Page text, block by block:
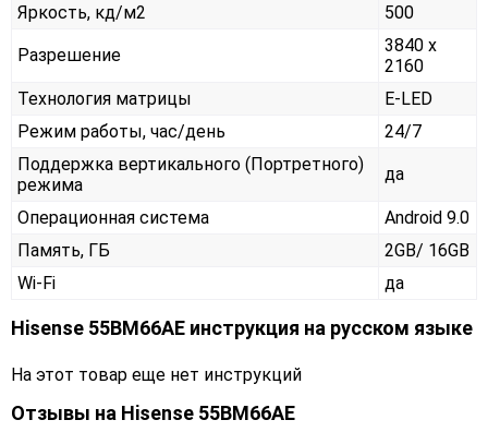
Яркость, кд/м2
500
Разрешение
3840 x
2160
Технология матрицы
E-LED
Режим работы, час/день
24/7
Поддержка вертикального (Портретного)
режима
да
Операционная система
Android 9.0
Память, ГБ
2GB/ 16GB
Wi-Fi
да
Hisense 55BM66AE инструкция на русском языке
На этот товар еще нет инструкций
Отзывы на Hisense 55BM66AE